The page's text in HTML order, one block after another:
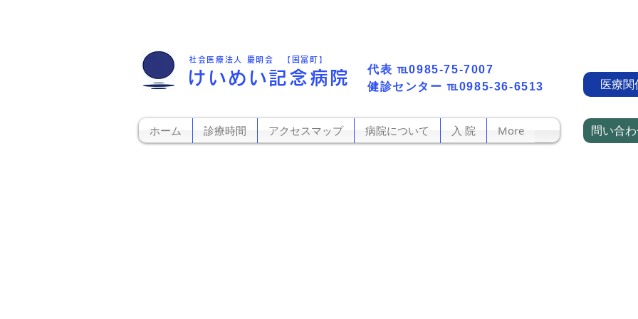
​健診センター℡0985-36-6513
社会医療法人 慶明会 【国富町】
けいめい記念病院 代表​ ℡0985-75-7007
医療関
ホーム 診療時間 アクセスマップ 病院について 入 院 More 問い合